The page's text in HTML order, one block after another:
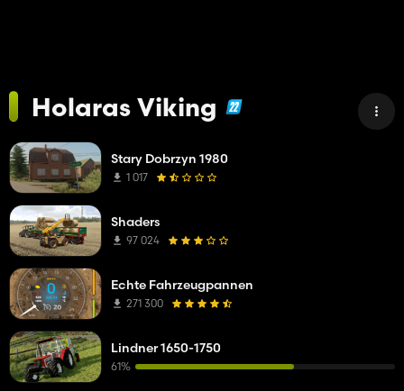
Holaras Viking
Stary Dobrzyn 1980
1 017
Shaders
97 024
Echte Fahrzeugpannen
271 300
Lindner 1650-1750
61%